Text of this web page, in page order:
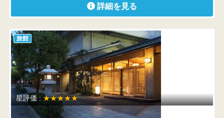
詳細を見る
旅館
星評価 : ★★★★★